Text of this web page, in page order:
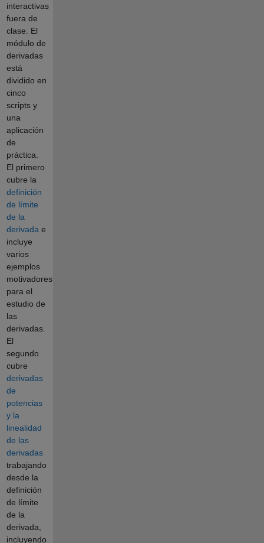
interactivas
fuera de
clase. El
módulo de
derivadas
está
dividido en
cinco
scripts y
una
aplicación
de
práctica.
El primero
cubre la
definición
de límite
de la
derivada e
incluye
varios
ejemplos
motivadores
para el
estudio de
las
derivadas.
El
segundo
cubre
derivadas
de
potencias
y la
linealidad
de las
derivadas
trabajando
desde la
definición
de límite
de la
derivada,
incluyendo